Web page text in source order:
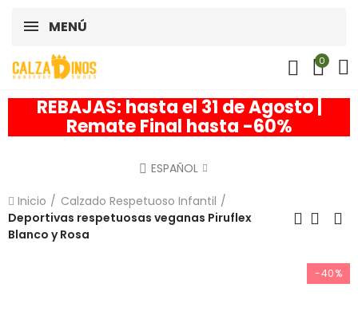
MENÚ
0
REBAJAS: hasta el 31 de Agosto |
Remate Final hasta -60%
ESPAÑOL
Inicio
Calzado Respetuoso Infantil
Deportivas respetuosas veganas Piruflex
Blanco y Rosa
-40%